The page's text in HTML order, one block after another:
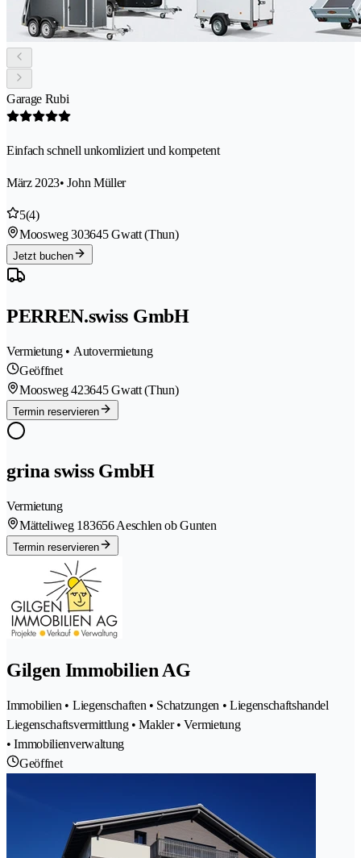
Garage Rubi
Einfach schnell unkomliziert und kompetent
März 2023• John Müller
5(4)
Moosweg 303645 Gwatt (Thun)
Jetzt buchen
PERREN.swiss GmbH
Vermietung • Autovermietung
Geöffnet
Moosweg 423645 Gwatt (Thun)
Termin reservieren
grina swiss GmbH
Vermietung
Mätteliweg 183656 Aeschlen ob Gunten
Termin reservieren
Gilgen Immobilien AG
Immobilien • Liegenschaften • Schatzungen • Liegenschaftshandel
Liegenschaftsvermittlung • Makler • Vermietung
• Immobilienverwaltung
Geöffnet